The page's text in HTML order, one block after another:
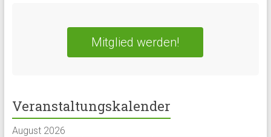
Mitglied werden!
Veranstaltungskalender
August 2026